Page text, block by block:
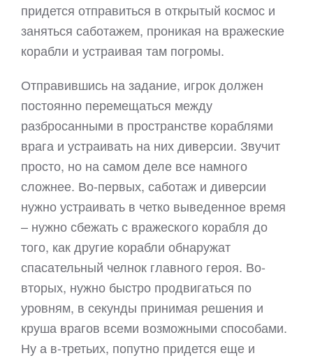
придется отправиться в открытый космос и
заняться саботажем, проникая на вражеские
корабли и устраивая там погромы.
Отправившись на задание, игрок должен
постоянно перемещаться между
разбросанными в пространстве кораблями
врага и устраивать на них диверсии. Звучит
просто, но на самом деле все намного
сложнее. Во-первых, саботаж и диверсии
нужно устраивать в четко выведенное время
– нужно сбежать с вражеского корабля до
того, как другие корабли обнаружат
спасательный челнок главного героя. Во-
вторых, нужно быстро продвигаться по
уровням, в секунды принимая решения и
круша врагов всеми возможными способами.
Ну а в-третьих, попутно придется еще и